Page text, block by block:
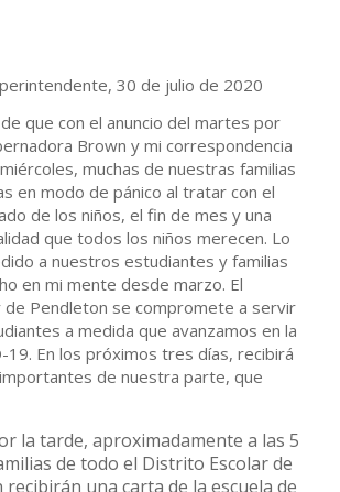
30 de julio de 2020
que con el anuncio del martes por
Brown y mi correspondencia
muchas de nuestras familias
en modo de pánico al tratar con el
de los niños, el fin de mes y una
que todos los niños merecen. Lo
a nuestros estudiantes y familias
en mi mente desde marzo. El
de Pendleton se compromete a servir
a medida que avanzamos en la
19. En los próximos tres días, recibirá
de nuestra parte, que
la tarde, aproximadamente a las 5
de todo el Distrito Escolar de
recibirán una carta de la escuela de